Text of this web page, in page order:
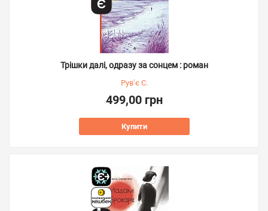
Трішки далі, одразу за сонцем : роман
Рув’є С.
499,00 грн
Купити